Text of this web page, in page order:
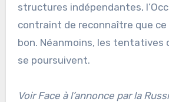
structures indépendantes,
contraint de reconnaître que
bon. Néanmoins, les tentatives
se poursuivent.
Voir Face à l’annonce par la